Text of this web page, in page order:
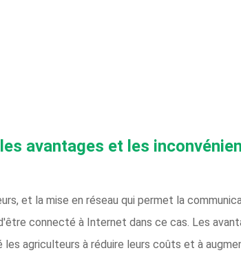
avantages et les
et la mise en réseau qui permet la
connecté à Internet dans ce cas. Les
agriculteurs à réduire leurs coûts et à